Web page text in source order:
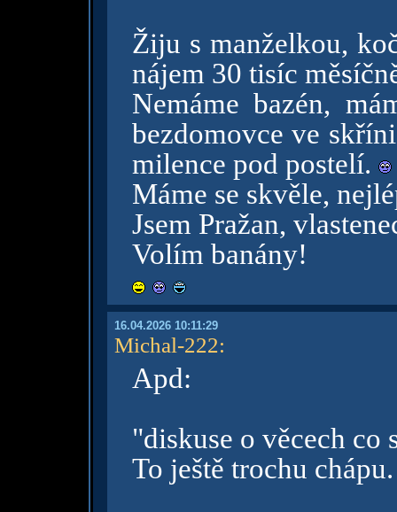
Žiju s manželkou,
nájem 30 tisíc
Nemáme bazén,
bezdomovce ve
milence pod postelí.
Máme se skvěle,
Jsem Pražan,
Volím banány!
16.04.2026 10:11:29
Michal-222:
Apd:
"diskuse o věcech co
To ještě trochu chápu.